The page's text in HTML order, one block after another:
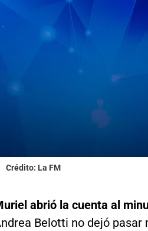
Crédito: La FM
abrió la cuenta al
Belotti no dejó